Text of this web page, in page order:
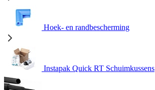
Hoek- en randbescherming
Instapak Quick RT Schuimkussens